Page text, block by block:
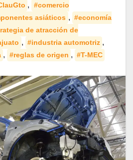
,
#comercio
asiáticos , #economía
de atracción de
, #industria automotriz ,
, #reglas de origen , #T-MEC